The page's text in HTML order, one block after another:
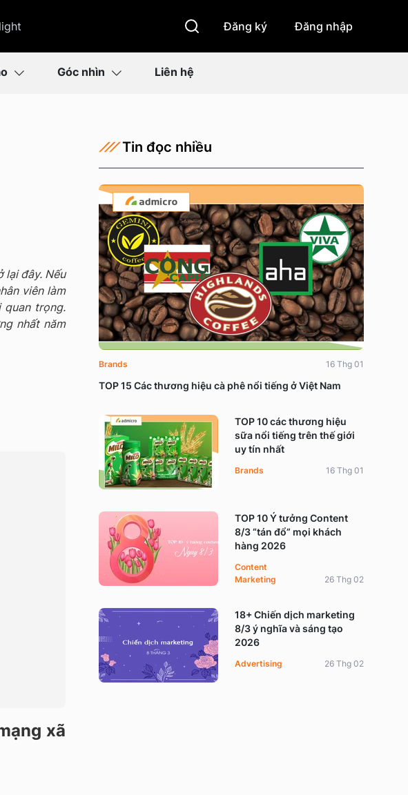
Đăng ký Đăng nhập
Góc nhìn Liên hệ
lại đây. Nếu
viên làm
trọng.
nhất năm
xã
Tin đọc nhiều
TOP 15 Các thương hiệu cà phê nổi tiếng ở Việt Nam
Brands 16 Thg 01
TOP 10 các thương hiệu
sữa nổi tiếng trên thế giới
uy tín nhất
Brands 16 Thg 01
TOP 10 Ý tưởng Content
8/3 “tán đổ” mọi khách
hàng 2026
Content
Marketing
26 Thg 02
18+ Chiến dịch marketing
8/3 ý nghĩa và sáng tạo
2026
Advertising 26 Thg 02